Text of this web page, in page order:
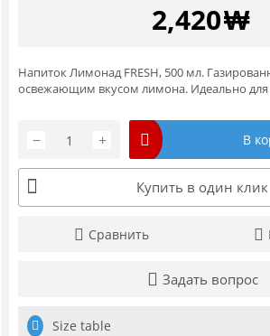
2,420₩
Напиток Лимонад FRESH, 500 мл.
освежающим вкусом лимона. Идеально
+
− В
Купить в один клик
Сравнить
Задать вопрос
Size table